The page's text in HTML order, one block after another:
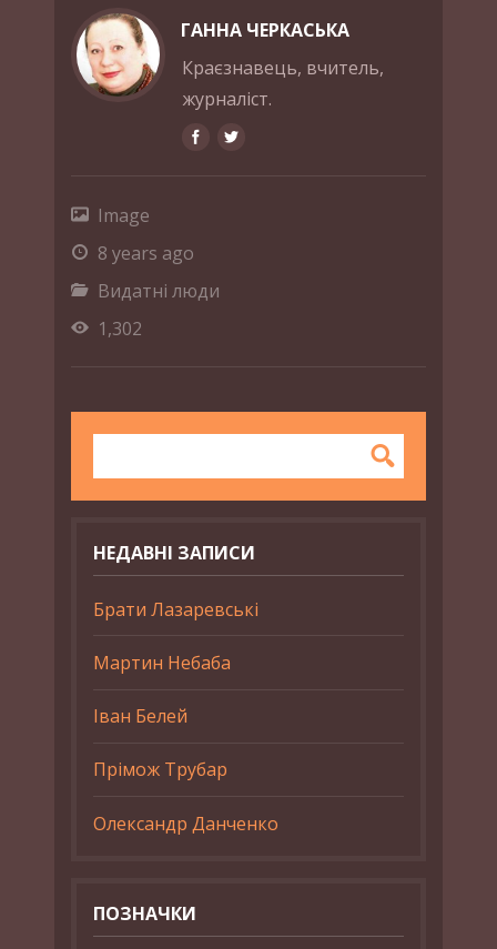
ГАННА ЧЕРКАСЬКА
Краєзнавець, вчитель,
журналіст.
Image
8 years ago
Видатні люди
1,302
НЕДАВНІ ЗАПИСИ
Брати Лазаревські
Мартин Небаба
Іван Белей
Прімож Трубар
Олександр Данченко
ПОЗНАЧКИ